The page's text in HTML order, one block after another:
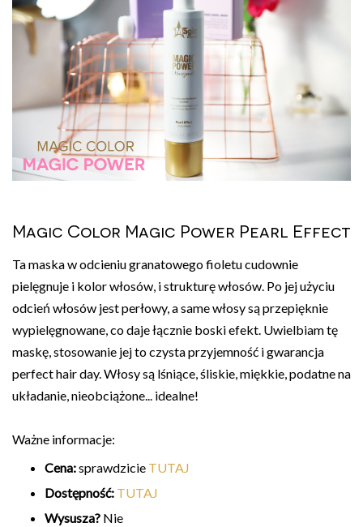
Magic Color Magic Power Pearl Effect
Ta maska w odcieniu granatowego fioletu cudownie
pielęgnuje i kolor włosów, i strukturę włosów. Po jej użyciu
odcień włosów jest perłowy, a same włosy są przepięknie
wypielęgnowane, co daje łącznie boski efekt. Uwielbiam tę
maskę, stosowanie jej to czysta przyjemność i gwarancja
perfect hair day. Włosy są lśniące, śliskie, miękkie, podatne na
układanie, nieobciążone... idealne!
Ważne informacje:
Cena:sprawdzicie TUTAJ
Dostępność: TUTAJ
Wysusza? Nie